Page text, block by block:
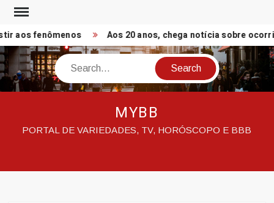
Skip
contentfenômenos Aos 20 anos, chega notícia sobre
Search
MYBB
PORTAL DE VARIEDADES, TV, HORÓSCOPO E BBB